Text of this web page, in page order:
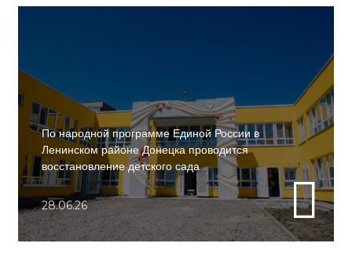
По народной программе Единой России в
Ленинском районе Донецка проводится
восстановление детского сада
28.06.26